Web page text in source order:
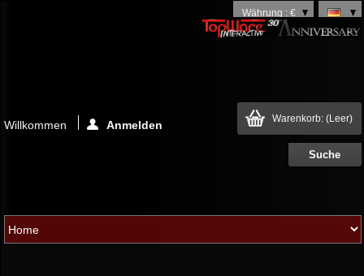
Währung : €
Warenkorb: (Leer)
Willkommen Anmelden